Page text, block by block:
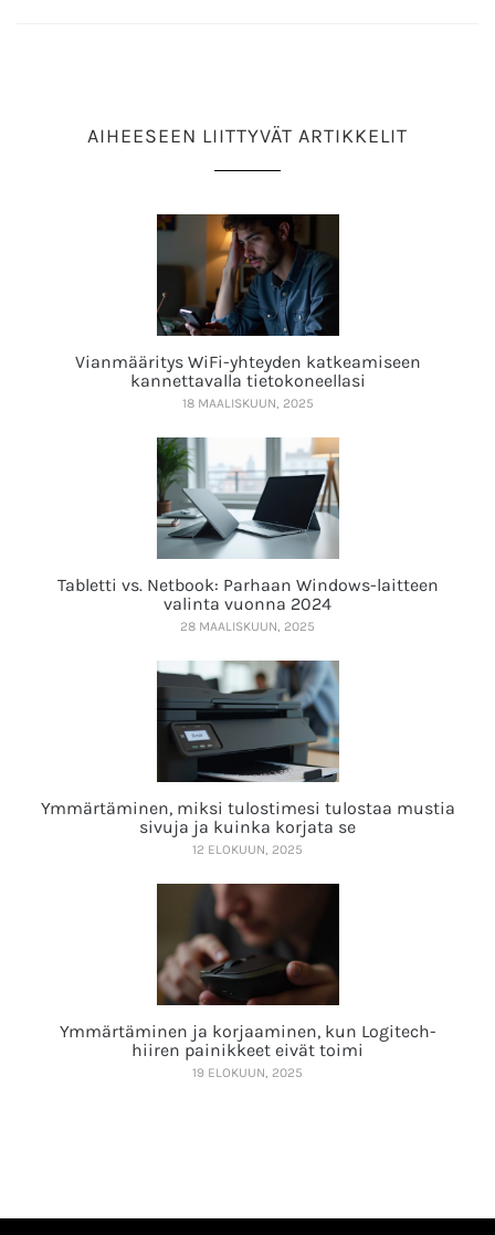
AIHEESEEN LIITTYVÄT ARTIKKELIT
Vianmääritys WiFi-yhteyden katkeamiseen
kannettavalla tietokoneellasi
18 MAALISKUUN, 2025
Tabletti vs. Netbook: Parhaan Windows-laitteen
valinta vuonna 2024
28 MAALISKUUN, 2025
Ymmärtäminen, miksi tulostimesi tulostaa mustia
sivuja ja kuinka korjata se
12 ELOKUUN, 2025
Ymmärtäminen ja korjaaminen, kun Logitech-
hiiren painikkeet eivät toimi
19 ELOKUUN, 2025